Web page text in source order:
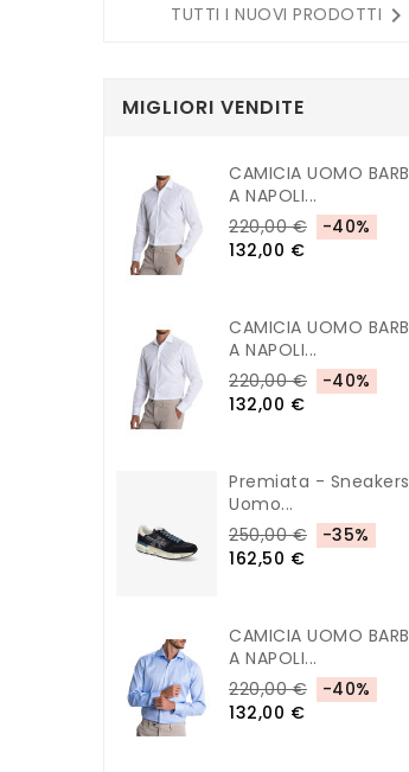
TUTTI I NUOVI PRODOTTI 
MIGLIORI VENDITE
CAMICIA UOMO BARB
A NAPOLI...
220,00 €
-40%
132,00 €
CAMICIA UOMO BARB
A NAPOLI...
220,00 €
-40%
132,00 €
Premiata - Sneakers
Uomo...
250,00 €
-35%
162,50 €
CAMICIA UOMO BARB
A NAPOLI...
220,00 €
-40%
132,00 €